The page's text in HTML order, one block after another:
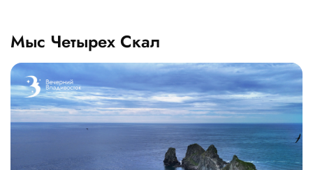
Мыс Четырех Скал